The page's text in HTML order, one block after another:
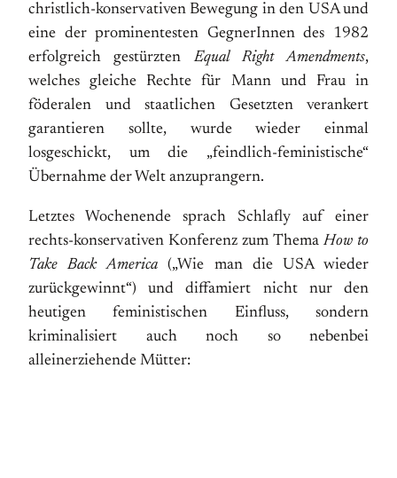
christlich-konservativen Bewegung in den USA und
eine der prominentesten GegnerInnen des 1982
erfolgreich gestürzten Equal Right Amendments,
welches gleiche Rechte für Mann und Frau in
föderalen und staatlichen Gesetzten verankert
garantieren sollte, wurde wieder einmal
losgeschickt, um die „feindlich-feministische“
Übernahme der Welt anzuprangern.
Letztes Wochenende sprach Schlafly auf einer
rechts-konservativen Konferenz zum Thema How to
Take Back America („Wie man die USA wieder
zurückgewinnt“) und diffamiert nicht nur den
heutigen feministischen Einfluss, sondern
kriminalisiert auch noch so nebenbei
alleinerziehende Mütter: